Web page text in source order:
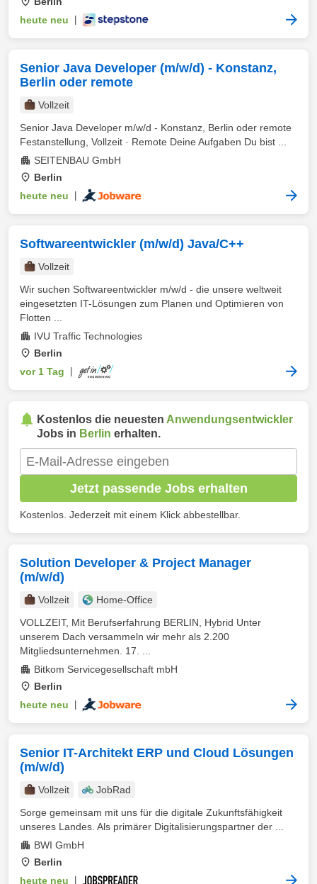
heute neu
Senior Java Developer (m/w/d) - Konstanz,
Berlin oder remote
Vollzeit
Senior Java Developer m/w/d - Konstanz, Berlin oder remote
Festanstellung, Vollzeit · Remote Deine Aufgaben Du bist ...
SEITENBAU GmbH
Berlin
heute neu
Softwareentwickler (m/w/d) Java/C++
Vollzeit
Wir suchen Softwareentwickler m/w/d - die unsere weltweit
eingesetzten IT-Lösungen zum Planen und Optimieren von
Flotten ...
IVU Traffic Technologies
Berlin
vor 1 Tag
Kostenlos die neuesten Anwendungsentwickler
Jobs in Berlin erhalten.
Jetzt passende Jobs erhalten
Kostenlos. Jederzeit mit einem Klick abbestellbar.
Solution Developer & Project Manager
(m/w/d)
Vollzeit
Home-Office
VOLLZEIT, Mit Berufserfahrung BERLIN, Hybrid Unter
unserem Dach versammeln wir mehr als 2.200
Mitgliedsunternehmen. 17. ...
Bitkom Servicegesellschaft mbH
Berlin
heute neu
Senior IT-Architekt ERP und Cloud Lösungen
(m/w/d)
Vollzeit
JobRad
Sorge gemeinsam mit uns für die digitale Zukunftsfähigkeit
unseres Landes. Als primärer Digitalisierungspartner der ...
BWI GmbH
Berlin
heute neu